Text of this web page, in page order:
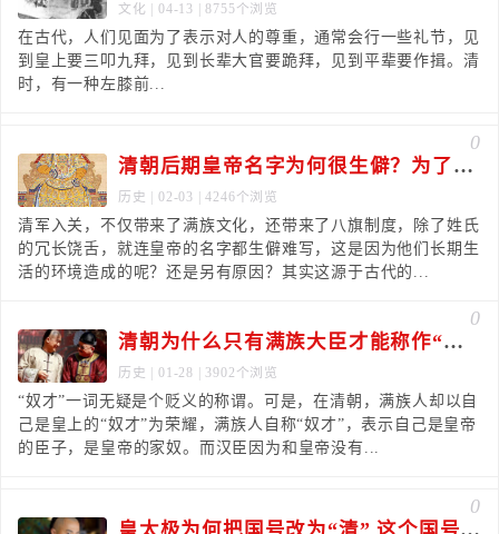
文化 | 04-13 | 8755个浏览
在古代，人们见面为了表示对人的尊重，通常会行一些礼节，见
到皇上要三叩九拜，见到长辈大官要跪拜，见到平辈要作揖。清
时，有一种左膝前...
0
清朝后期皇帝名字为何很生僻？为了避讳
历史 | 02-03 | 4246个浏览
清军入关，不仅带来了满族文化，还带来了八旗制度，除了姓氏
的冗长饶舌，就连皇帝的名字都生僻难写，这是因为他们长期生
活的环境造成的呢？还是另有原因？其实这源于古代的...
0
清朝为什么只有满族大臣才能称作“奴才”
历史 | 01-28 | 3902个浏览
“奴才”一词无疑是个贬义的称谓。可是，在清朝，满族人却以自
己是皇上的“奴才”为荣耀，满族人自称“奴才”，表示自己是皇帝
的臣子，是皇帝的家奴。而汉臣因为和皇帝没有...
0
皇太极为何把国号改为“清” 这个国号与明朝有关吗